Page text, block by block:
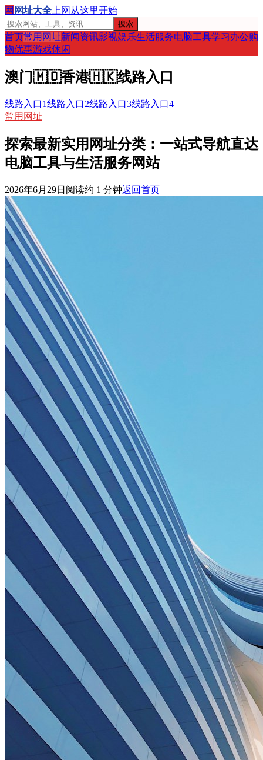
网 网址大全 上网从这里开始
搜索
首页常用网址新闻资讯影视娱乐生活服务电脑工具学习办公购
物优惠游戏休闲
澳门🇲🇴香港🇭🇰线路入口
线路入口1线路入口2线路入口3线路入口4
常用网址
探索最新实用网址分类：一站式导航直达
电脑工具与生活服务网站
2026年6月29日 阅读约 1 分钟返回首页